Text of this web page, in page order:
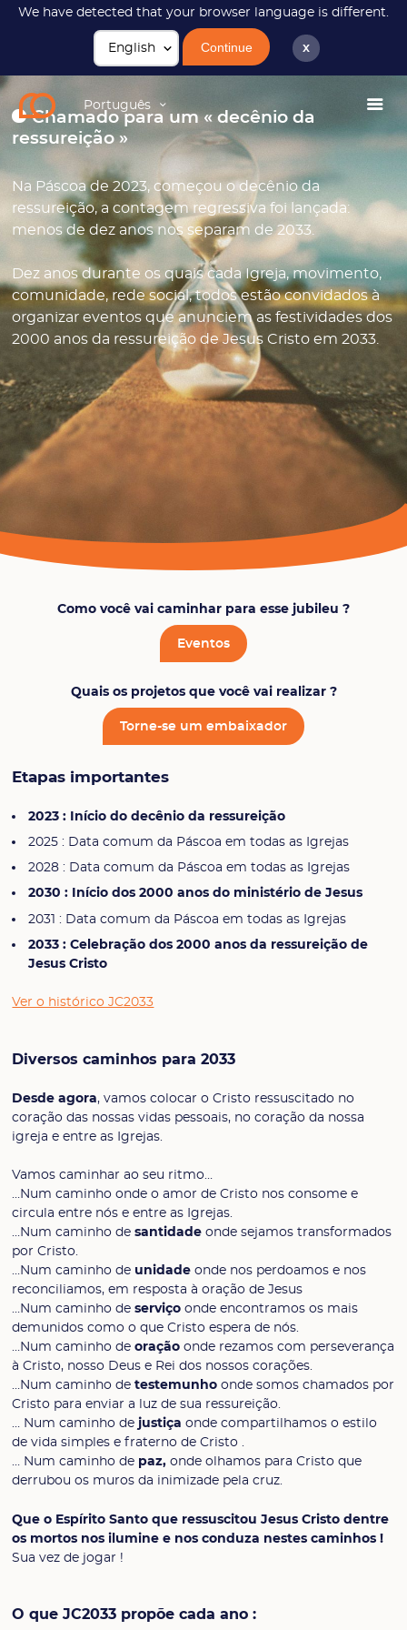
We have detected that your browser language is different.
Continue x
Português
Década
Chamado para um « decênio da
ressureição »
Na Páscoa de 2023, começou o decênio da
ressureição, a contagem regressiva foi lançada:
menos de dez anos nos separam de 2033.
Dez anos durante os quais cada Igreja, movimento,
comunidade, rede social, todos estão convidados à
organizar eventos que anunciem as festividades dos
2000 anos da ressureição de Jesus Cristo em 2033.
Como você vai caminhar para esse jubileu ?
Eventos
Quais os projetos que você vai realizar ?
Torne-se um embaixador
Etapas importantes
2023 : Início do decênio da ressureição
2025 : Data comum da Páscoa em todas as Igrejas
2028 : Data comum da Páscoa em todas as Igrejas
2030 : Início dos 2000 anos do ministério de Jesus
2031 : Data comum da Páscoa em todas as Igrejas
2033 : Celebração dos 2000 anos da ressureição de
Jesus Cristo
Ver o histórico JC2033
Diversos caminhos para 2033
Desde agora, vamos colocar o Cristo ressuscitado no
coração das nossas vidas pessoais, no coração da nossa
igreja e entre as Igrejas.
Vamos caminhar ao seu ritmo…
…Num caminho onde o amor de Cristo nos consome e
circula entre nós e entre as Igrejas.
…Num caminho de santidade onde sejamos transformados
por Cristo.
…Num caminho de unidade onde nos perdoamos e nos
reconciliamos, em resposta à oração de Jesus
…Num caminho deserviçoonde encontramos os mais
demunidos como o que Cristo espera de nós.
…Num caminho deoraçãoonde rezamos com perseverança
à Cristo, nosso Deus e Rei dos nossos corações.
…Num caminho de testemunhoonde somos chamados por
Cristo para enviar a luz de sua ressureição.
… Num caminho de justiçaonde compartilhamos o estilo
de vida simples e fraterno de Cristo .
… Num caminho de paz,onde olhamos para Cristo que
derrubou os muros da inimizade pela cruz.
Que o Espírito Santo que ressuscitou Jesus Cristo dentre
os mortos nos ilumine e nos conduza nestes caminhos !
Sua vez de jogar !
O que JC2033 propõe cada ano :